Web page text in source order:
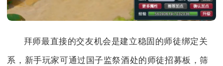
拜师最直接的交友机会是建立稳固的师徒绑定关
系，新手玩家可通过国子监祭酒处的师徒招募板，筛